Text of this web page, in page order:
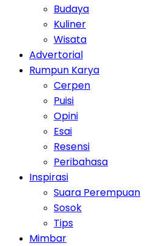
Budaya
Kuliner
Wisata
Advertorial
Rumpun Karya
Cerpen
Puisi
Opini
Esai
Resensi
Peribahasa
Inspirasi
Suara Perempuan
Sosok
Tips
Mimbar